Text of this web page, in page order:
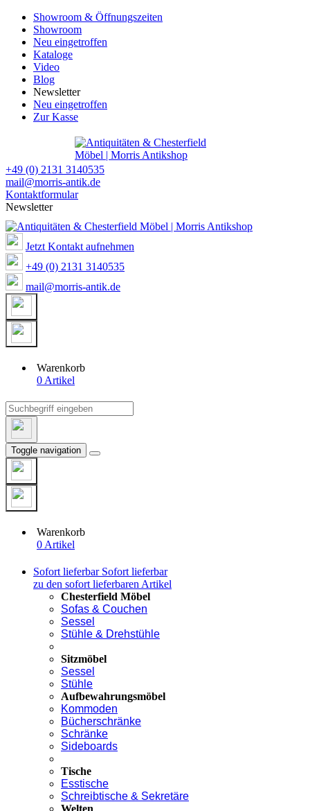
Showroom & Öffnungszeiten
Showroom
Neu eingetroffen
Kataloge
Video
Blog
Newsletter
Neu eingetroffen
Zur Kasse
+49 (0) 2131 3140535
mail@morris-antik.de
Kontaktformular
Newsletter
Jetzt Kontakt aufnehmen
+49 (0) 2131 3140535
mail@morris-antik.de
Warenkorb
0 Artikel
Toggle navigation
Warenkorb
0 Artikel
Sofort lieferbar Sofort lieferbar
zu den sofort lieferbaren Artikel
Chesterfield Möbel
Sofas & Couchen
Sessel
Stühle & Drehstühle
Sitzmöbel
Sessel
Stühle
Aufbewahrungsmöbel
Kommoden
Bücherschränke
Schränke
Sideboards
Tische
Esstische
Schreibtische & Sekretäre
Welten